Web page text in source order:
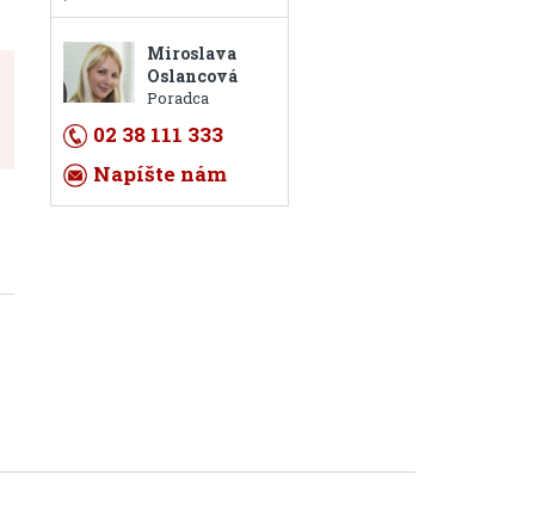
Miroslava
Oslancová
Poradca
02 38 111 333
Napíšte nám